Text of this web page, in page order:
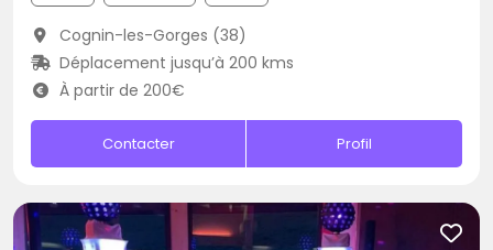
Cognin-les-Gorges (38)
Déplacement jusqu’à 200 kms
À partir de 200€
Contacter Profil